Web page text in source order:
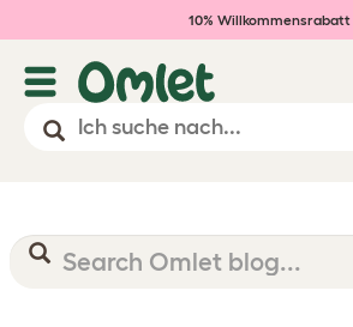
10% Willkommensrabatt